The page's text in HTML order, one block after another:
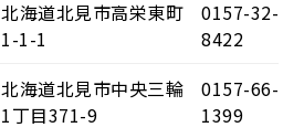
北海道北見市高栄東町
1-1-1
0157-32-
8422
北海道北見市中央三輪
1丁目371-9
0157-66-
1399